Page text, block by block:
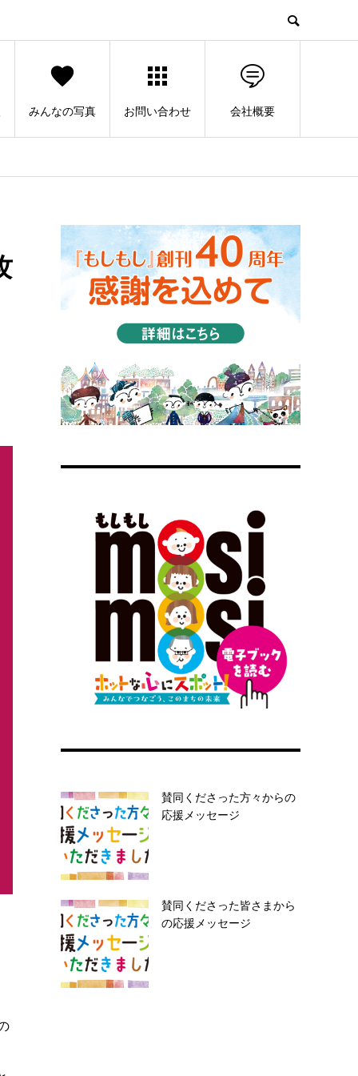
みんなの写真 お問い合わせ 会社概要
賛同くださった方々からの
応援メッセージ
賛同くださった皆さまから
の応援メッセージ